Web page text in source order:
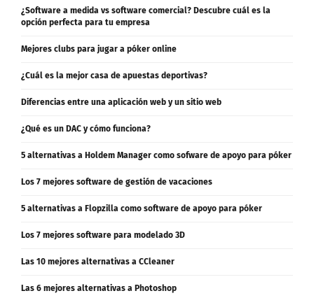
¿Software a medida vs software comercial? Descubre cuál es la
opción perfecta para tu empresa
Mejores clubs para jugar a póker online
¿Cuál es la mejor casa de apuestas deportivas?
Diferencias entre una aplicación web y un sitio web
¿Qué es un DAC y cómo funciona?
5 alternativas a Holdem Manager como sofware de apoyo para póker
Los 7 mejores software de gestión de vacaciones
5 alternativas a Flopzilla como software de apoyo para póker
Los 7 mejores software para modelado 3D
Las 10 mejores alternativas a CCleaner
Las 6 mejores alternativas a Photoshop